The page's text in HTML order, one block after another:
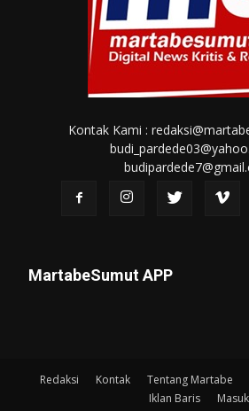
Kontak Kami :
MartabeSumut APP
Redaksi Kontak Tentang Martabe
Iklan Baris
Masuk